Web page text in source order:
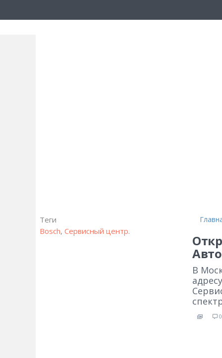
Теги
Bosch, Сервисный центр.
В
0